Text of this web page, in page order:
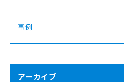
事例
アーカイブ